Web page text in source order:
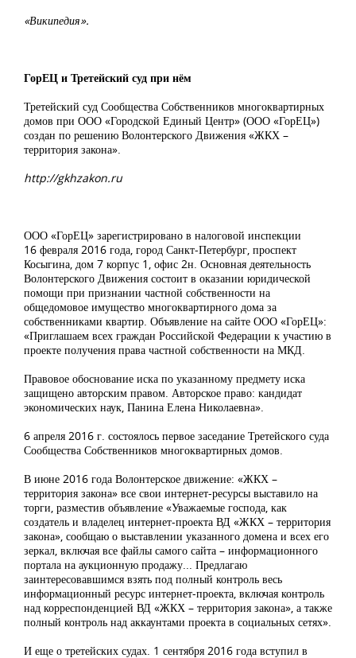
«Википедия».
ГорЕЦ и Третейский суд при нём
Третейский суд Сообщества Собственников многоквартирных
домов при ООО «Городской Единый Центр» (ООО «ГорЕЦ»)
создан по решению Волонтерского Движения «ЖКХ –
территория закона».
http://gkhzakon.ru
ООО «ГорЕЦ» зарегистрировано в налоговой инспекции
16 февраля 2016 года, город Санкт-Петербург, проспект
Косыгина, дом 7 корпус 1, офис 2н. Основная деятельность
Волонтерского Движения состоит в оказании юридической
помощи при признании частной собственности на
общедомовое имущество многоквартирного дома за
собственниками квартир. Объявление на сайте ООО «ГорЕЦ»:
«Приглашаем всех граждан Российской Федерации к участию в
проекте получения права частной собственности на МКД.
Правовое обоснование иска по указанному предмету иска
защищено авторским правом. Авторское право: кандидат
экономических наук, Панина Елена Николаевна».
6 апреля 2016 г. состоялось первое заседание Третейского суда
Сообщества Собственников многоквартирных домов.
В июне 2016 года Волонтерское движение: «ЖКХ –
территория закона» все свои интернет-ресурсы выставило на
торги, разместив объявление «Уважаемые господа, как
создатель и владелец интернет-проекта ВД «ЖКХ – территория
закона», сообщаю о выставлении указанного домена и всех его
зеркал, включая все файлы самого сайта – информационного
портала на аукционную продажу... Предлагаю
заинтересовавшимся взять под полный контроль весь
информационный ресурс интернет-проекта, включая контроль
над корреспонденцией ВД «ЖКХ – территория закона», а также
полный контроль над аккаунтами проекта в социальных сетях».
И еще о третейских судах. 1 сентября 2016 года вступил в